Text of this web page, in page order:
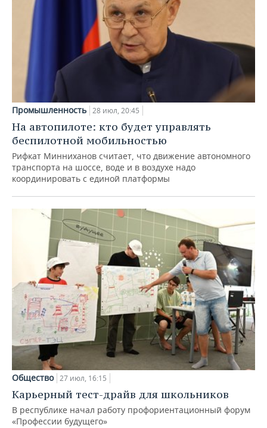
Промышленность 28 июл, 20:45
На автопилоте: кто будет управлять
беспилотной мобильностью
Рифкат Минниханов считает, что движение автономного
транспорта на шоссе, воде и в воздухе надо
координировать с единой платформы
Общество 27 июл, 16:15
Карьерный тест-драйв для школьников
В республике начал работу профориентационный форум
«Профессии будущего»